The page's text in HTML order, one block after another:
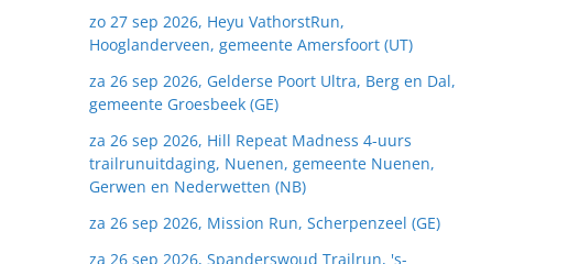
zo 27 sep 2026, Heyu VathorstRun,
Hooglanderveen, gemeente Amersfoort (UT)
za 26 sep 2026, Gelderse Poort Ultra, Berg en Dal,
gemeente Groesbeek (GE)
za 26 sep 2026, Hill Repeat Madness 4-uurs
trailrunuitdaging, Nuenen, gemeente Nuenen,
Gerwen en Nederwetten (NB)
za 26 sep 2026, Mission Run, Scherpenzeel (GE)
za 26 sep 2026, Spanderswoud Trailrun, 's-